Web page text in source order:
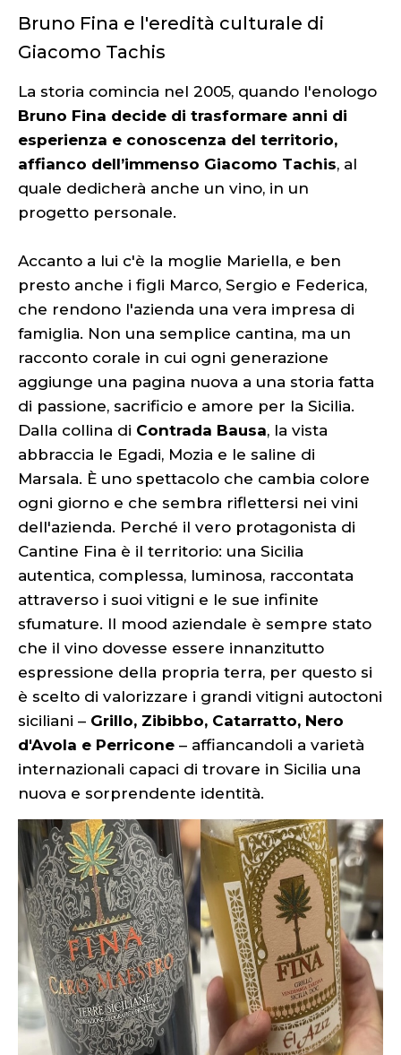
Bruno Fina e l'eredità culturale di
Giacomo Tachis
La storia comincia nel 2005, quando l'enologo
Bruno Fina decide di trasformare anni di
esperienza e conoscenza del territorio,
affianco dell’immenso Giacomo Tachis, al
quale dedicherà anche un vino, in un
progetto personale.
Accanto a lui c'è la moglie Mariella, e ben
presto anche i figli Marco, Sergio e Federica,
che rendono l'azienda una vera impresa di
famiglia. Non una semplice cantina, ma un
racconto corale in cui ogni generazione
aggiunge una pagina nuova a una storia fatta
di passione, sacrificio e amore per la Sicilia.
Dalla collina di Contrada Bausa, la vista
abbraccia le Egadi, Mozia e le saline di
Marsala. È uno spettacolo che cambia colore
ogni giorno e che sembra riflettersi nei vini
dell'azienda. Perché il vero protagonista di
Cantine Fina è il territorio: una Sicilia
autentica, complessa, luminosa, raccontata
attraverso i suoi vitigni e le sue infinite
sfumature. Il mood aziendale è sempre stato
che il vino dovesse essere innanzitutto
espressione della propria terra, per questo si
è scelto di valorizzare i grandi vitigni autoctoni
siciliani – Grillo, Zibibbo, Catarratto, Nero
d'Avola e Perricone – affiancandoli a varietà
internazionali capaci di trovare in Sicilia una
nuova e sorprendente identità.